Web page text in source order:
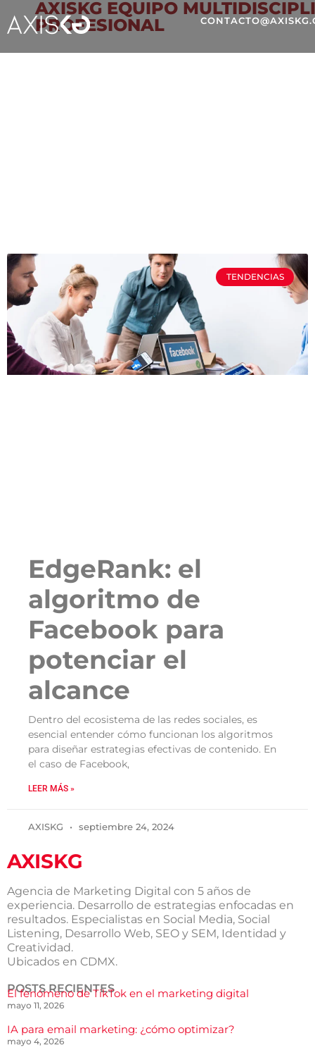
AXISKG EQUIPO
PROFESIONAL
TENDENCIAS
EdgeRank: el
algoritmo de
Facebook para
potenciar el
alcance
Dentro del ecosistema de las redes sociales, es
esencial entender cómo funcionan los algoritmos
para diseñar estrategias efectivas de contenido. En
el caso de Facebook,
LEER MÁS »
AXISKG septiembre 24, 2024
AXISKG
Agencia de Marketing Digital con 5 años de
experiencia. Desarrollo de estrategias enfocadas en
resultados. Especialistas en Social Media, Social
Listening, Desarrollo Web, SEO y SEM, Identidad y
Creatividad.
Ubicados en CDMX.
POSTS RECIENTES
El fenómeno de TikTok en el marketing digital
mayo 11, 2026
IA para email marketing: ¿cómo optimizar?
mayo 4, 2026